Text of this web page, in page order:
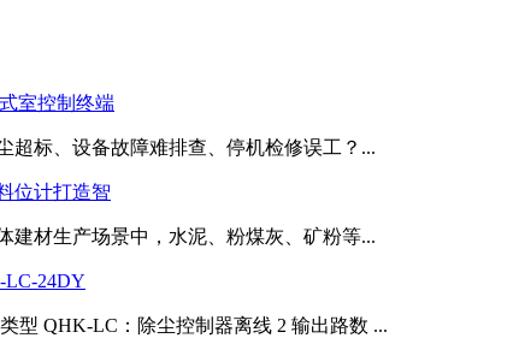
室控制终端
超标、设备故障难排查、停机检修误工？...
位计打造智
建材生产场景中，水泥、粉煤灰、矿粉等...
LC-24DY
型 QHK-LC：除尘控制器离线 2 输出路数 ...